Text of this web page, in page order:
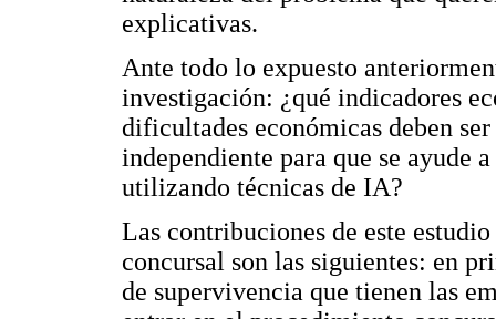
explicativas.
Ante todo lo expuesto
investigación: ¿qué indicadores
dificultades económicas deben
independiente para que se ayude
utilizando técnicas de IA?
Las contribuciones de este
concursal son las siguientes: en
de supervivencia que tienen las